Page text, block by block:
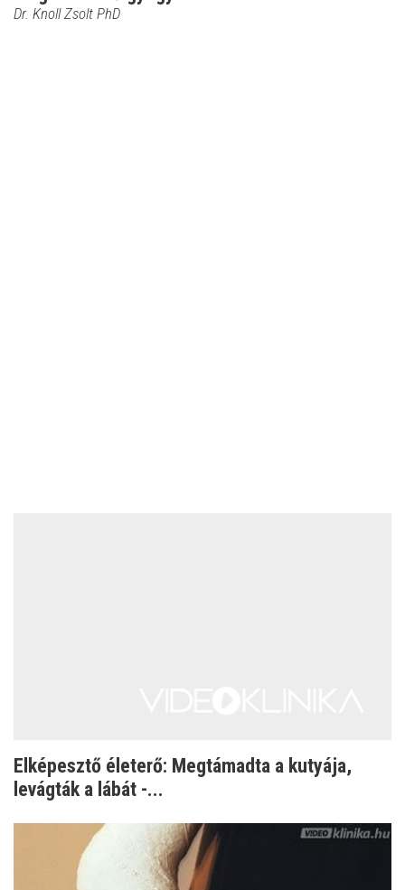
Dr. Knoll Zsolt PhD
Elképesztő életerő: Megtámadta a kutyája,
levágták a lábát -...